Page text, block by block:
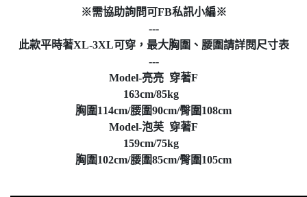
※需協助詢問可FB私訊小編※
---
此款平時著XL-3XL可穿，最大胸圍、腰圍請詳閱尺寸表
---
Model-亮亮 穿著F
163cm/85kg
胸圍114cm/腰圍90cm/臀圍108cm
Model-泡芙 穿著F
159cm/75kg
胸圍102cm/腰圍85cm/臀圍105cm